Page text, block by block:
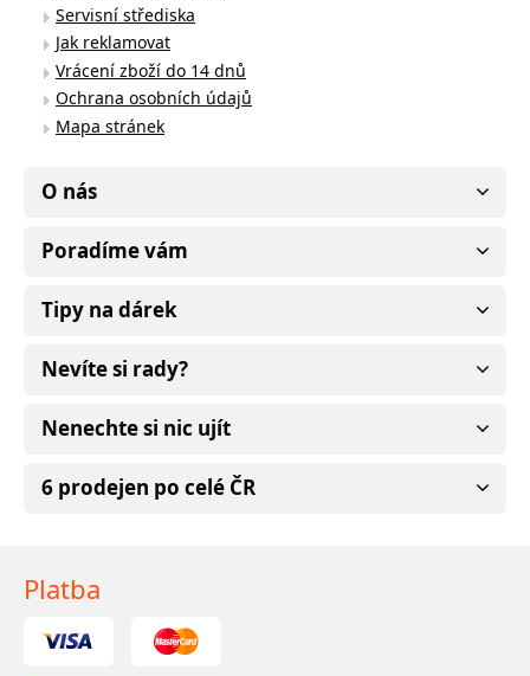
Servisní střediska
Jak reklamovat
Vrácení zboží do 14 dnů
Ochrana osobních údajů
Mapa stránek
O nás
Poradíme vám
Tipy na dárek
Nevíte si rady?
Nenechte si nic ujít
6 prodejen po celé ČR
Platba